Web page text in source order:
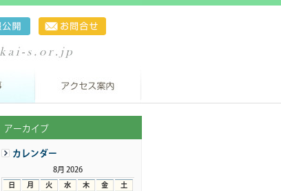
アーカイブ
カレンダー
8月 2026
日 月 火 水 木 金 土